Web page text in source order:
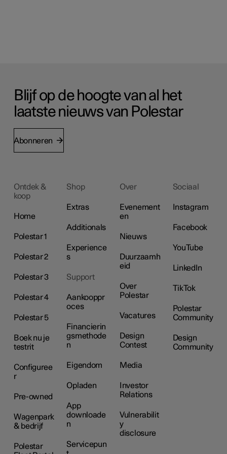
Blijf op de hoogte van al het
laatste nieuws van Polestar
Abonneren
Ontdek &
koop
Home
Polestar 1
Polestar 2
Polestar 3
Polestar 4
Polestar 5
Boek nu je
testrit
Configuree
r
Pre-owned
Wagenpark
& bedrijf
Polestar
Shop
Extras
Additionals
Experience
s
Support
Aankooppr
oces
Financierin
gsmethode
n
Eigendom
Opladen
App
downloade
n
Servicepun
Over
Evenement
en
Nieuws
Duurzaamh
eid
Over
Polestar
Vacatures
Design
Contest
Media
Investor
Relations
Vulnerabilit
y
disclosure
Sociaal
Instagram
Facebook
YouTube
LinkedIn
TikTok
Polestar
Community
Design
Community